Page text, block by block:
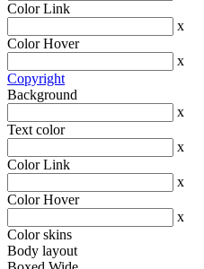
Color Link
x
Color Hover
x
Copyright
Background
x
Text color
x
Color Link
x
Color Hover
x
Color skins
Body layout